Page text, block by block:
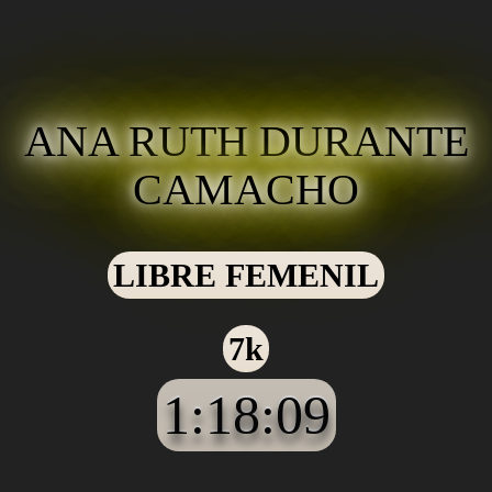
ANA RUTH DURANTE
CAMACHO
LIBRE FEMENIL
7k
1:18:09